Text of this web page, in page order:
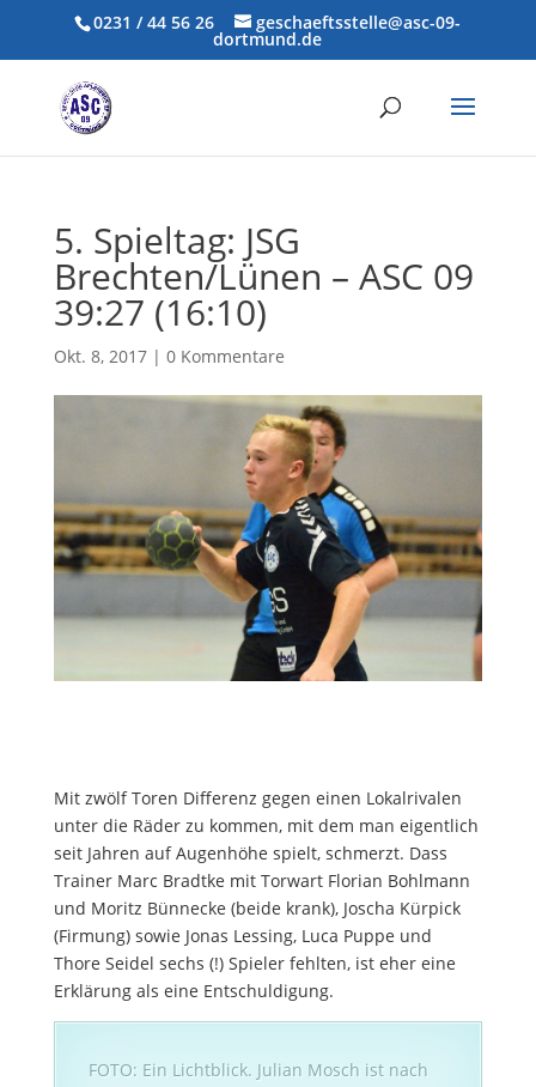
0231 / 44 56 26 geschaeftsstelle@asc-09-
dortmund.de
5. Spieltag: JSG
Brechten/Lünen – ASC 09
39:27 (16:10)
Okt. 8, 2017| 0 Kommentare
Mit zwölf Toren Differenz gegen einen Lokalrivalen
unter die Räder zu kommen, mit dem man eigentlich
seit Jahren auf Augenhöhe spielt, schmerzt. Dass
Trainer Marc Bradtke mit Torwart Florian Bohlmann
und Moritz Bünnecke (beide krank), Joscha Kürpick
(Firmung) sowie Jonas Lessing, Luca Puppe und
Thore Seidel sechs (!) Spieler fehlten, ist eher eine
Erklärung als eine Entschuldigung.
FOTO: Ein Lichtblick. Julian Mosch ist nach